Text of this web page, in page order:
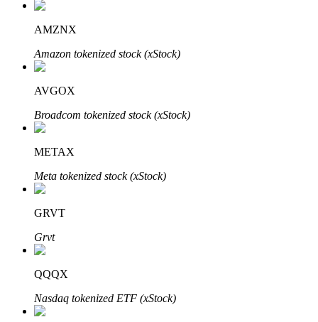
Bitrue
Đối tác Bitrue
AMZNX
Amazon tokenized stock (xStock)
AVGOX
Broadcom tokenized stock (xStock)
METAX
Meta tokenized stock (xStock)
GRVT
Grvt
QQQX
Nasdaq tokenized ETF (xStock)